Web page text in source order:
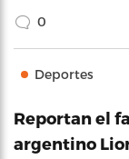
0
Deportes
Reportan el
argentino